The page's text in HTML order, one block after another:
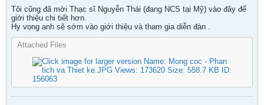
Tôi cũng đã mời Thạc sĩ Nguyễn Thái (đang NCS tại Mỹ) vào đây để
giới thiệu chi tiết hơn.
Hy vọng anh sẽ sớm vào giới thiệu và tham gia diễn đàn .
Attached Files